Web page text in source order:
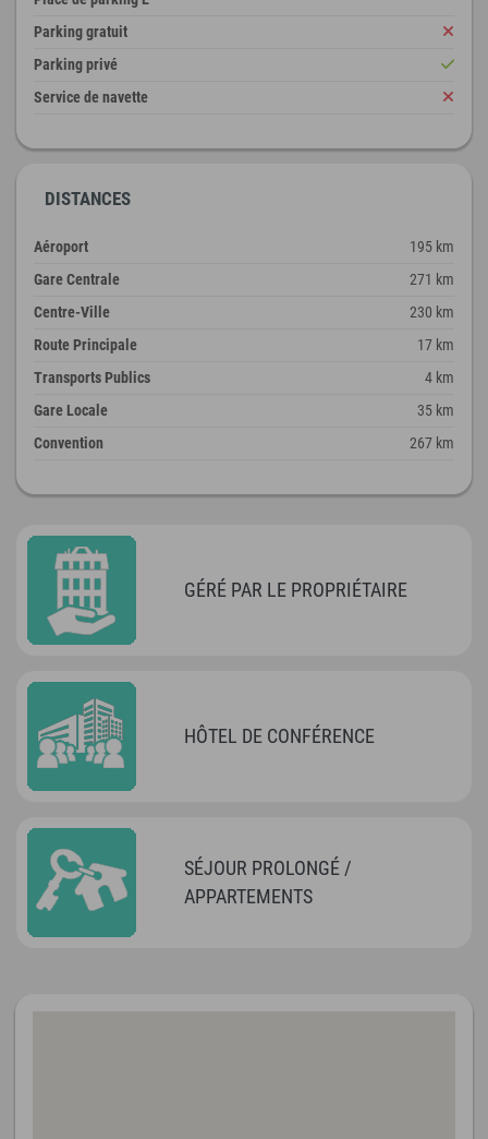
Parking gratuit
Parking privé
Service de navette
DISTANCES
Aéroport
195 km
Gare Centrale
271 km
Centre-Ville
230 km
Route Principale
17 km
Transports Publics
4 km
Gare Locale
35 km
Convention
267 km
GÉRÉ PAR LE PROPRIÉTAIRE
HÔTEL DE CONFÉRENCE
SÉJOUR PROLONGÉ /
APPARTEMENTS